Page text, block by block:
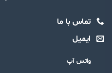
تماس با ما
ایمیل
واتس آپ